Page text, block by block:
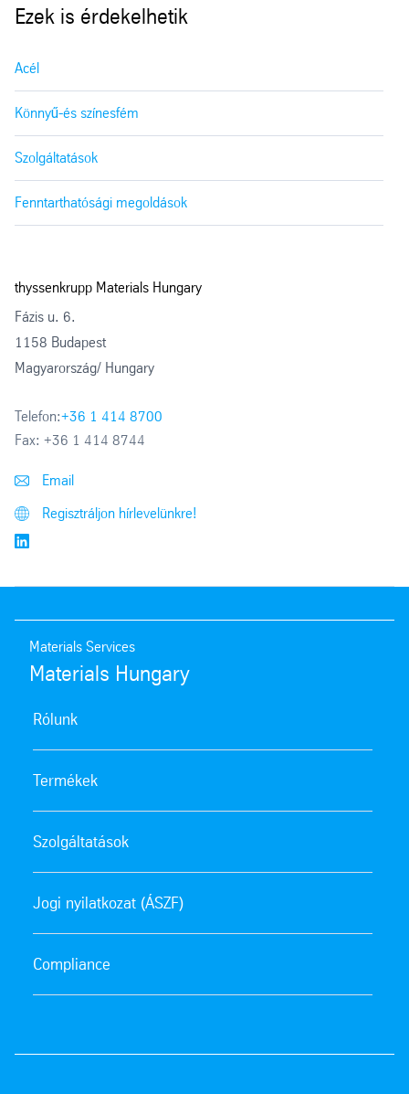
Ezek is érdekelhetik
Acél
Könnyű-és színesfém
Szolgáltatások
Fenntarthatósági megoldások
thyssenkrupp Materials Hungary
Fázis u. 6.
1158 Budapest
Magyarország/ Hungary
Telefon:+36 1 414 8700
Fax: +36 1 414 8744
Email
Regisztráljon hírlevelünkre!
Materials Services
Materials Hungary
Rólunk
Termékek
Szolgáltatások
Jogi nyilatkozat (ÁSZF)
Compliance